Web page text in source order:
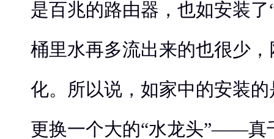
是百兆的路由器，也如安装了
桶里水再多流出来的也很少
化。所以说，如家中的安装
更换一个大的“水龙头”——真